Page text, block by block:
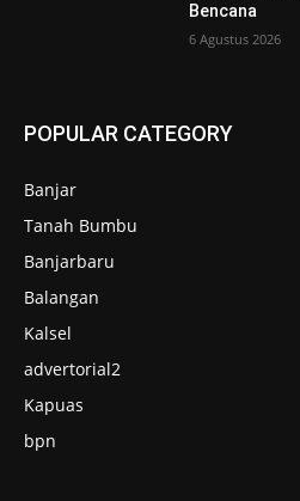
Bencana
6 Agustus 2026
POPULAR CATEGORY
Banjar
Tanah Bumbu
Banjarbaru
Balangan
Kalsel
advertorial2
Kapuas
bpn